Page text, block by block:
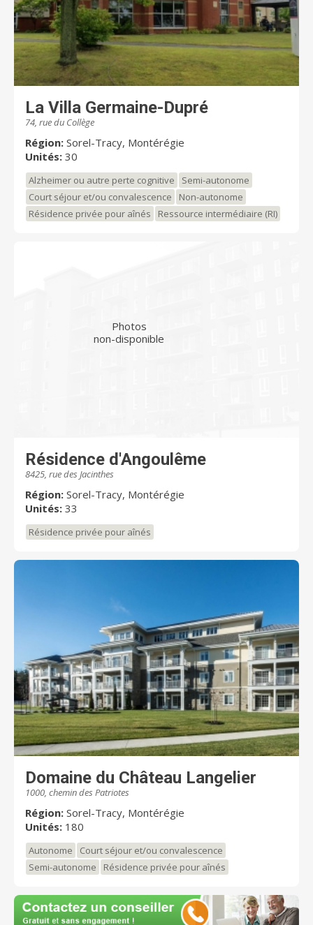
La Villa Germaine-Dupré
74, rue du Collège
Région: Sorel-Tracy, Montérégie
Unités: 30
Alzheimer ou autre perte cognitive
Semi-autonome
Court séjour et/ou convalescence
Non-autonome
Résidence privée pour aînés
Ressource intermédiaire (RI)
Photos
non-disponible
Résidence d'Angoulême
8425, rue des Jacinthes
Région: Sorel-Tracy, Montérégie
Unités: 33
Résidence privée pour aînés
Domaine du Château Langelier
1000, chemin des Patriotes
Région: Sorel-Tracy, Montérégie
Unités: 180
Autonome
Court séjour et/ou convalescence
Semi-autonome
Résidence privée pour aînés